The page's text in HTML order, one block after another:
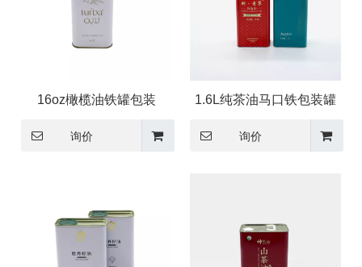
16oz橄榄油铁罐包装
询价
1.6L纯茶油马口铁包装罐
询价